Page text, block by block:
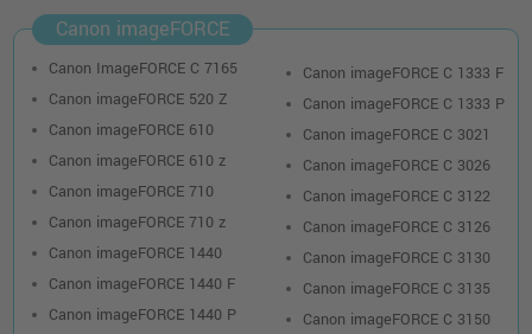
Canon imageFORCE
Canon ImageFORCE C 7165
Canon imageFORCE 520 Z
Canon imageFORCE 610
Canon imageFORCE 610 z
Canon imageFORCE 710
Canon imageFORCE 710 z
Canon imageFORCE 1440
Canon imageFORCE 1440 F
Canon imageFORCE 1440 P
Canon imageFORCE C 1333 F
Canon imageFORCE C 1333 P
Canon imageFORCE C 3021
Canon imageFORCE C 3026
Canon imageFORCE C 3122
Canon imageFORCE C 3126
Canon imageFORCE C 3130
Canon imageFORCE C 3135
Canon imageFORCE C 3150